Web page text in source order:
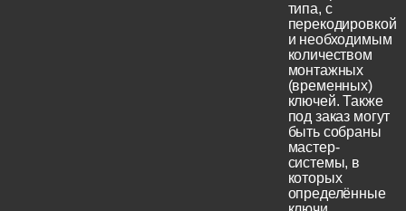
типа, с
перекодировкой
и необходимым
количеством
монтажных
(временных)
ключей. Также
под заказ могут
быть собраны
мастер-
системы, в
которых
определённые